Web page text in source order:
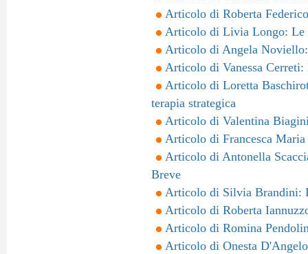
Articolo di Roberta
Articolo di Livia Longo: Le
Articolo di Angela
Articolo di Vanessa
Articolo di Loretta
terapia strategica
Articolo di Valentina
Articolo di Francesca
Articolo di Antonella
Breve
Articolo di Silvia Brandini:
Articolo di Roberta
Articolo di Romina
Articolo di Onesta